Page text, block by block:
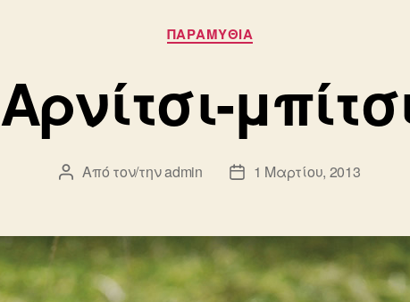
Κατηγορίες
ΠΑΡΑΜΥΘΙΑ
Αρνίτσι-
Συντάκτης
Από τον/τηνadmin
Ημ.1 Μαρτίου, 2013